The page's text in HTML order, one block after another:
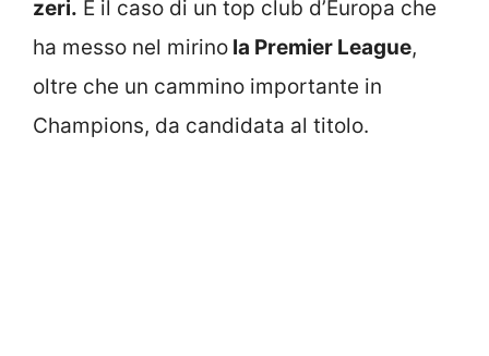
zeri. È il caso di un top club d’Europa che
ha messo nel mirino la Premier League,
oltre che un cammino importante in
Champions, da candidata al titolo.